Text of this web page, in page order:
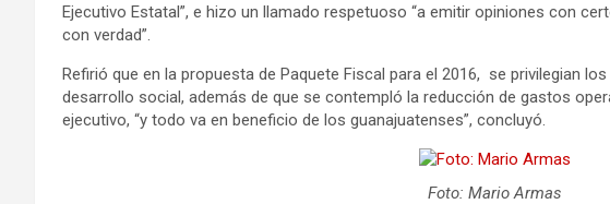
Ejecutivo Estatal”, e hizo un llamado respetuoso “a emitir opiniones con
con verdad”.
Refirió que en la propuesta de Paquete Fiscal para el 2016, se privilegian
desarrollo social, además de que se contempló la reducción de gastos
ejecutivo, “y todo va en beneficio de los guanajuatenses”, concluyó.
Foto: Mario Armas